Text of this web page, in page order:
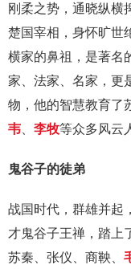
刚柔之势，通晓纵横
楚国宰相，身怀旷世
横家的鼻祖，是著名
家、法家、名家，更
物，他的智慧教育了
韦
李牧等众多风云
鬼谷子的徒弟
战国时代，群雄并起
才鬼谷子王禅，踏上
苏秦、张仪、商鞅、